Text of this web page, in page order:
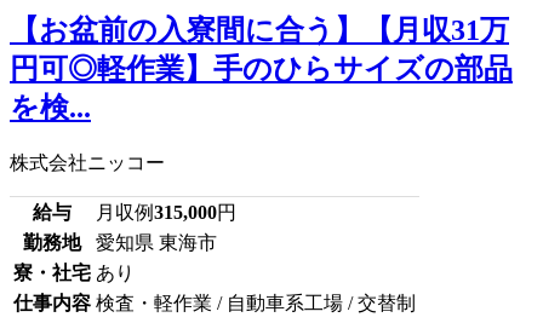
【お盆前の入寮間に合う】【月収31万
円可◎軽作業】手のひらサイズの部品
を検...
株式会社ニッコー
給与 月収例315,000円
勤務地
愛知県 東海市
寮・社宅 あり
仕事内容 検査・軽作業 / 自動車系工場 / 交替制